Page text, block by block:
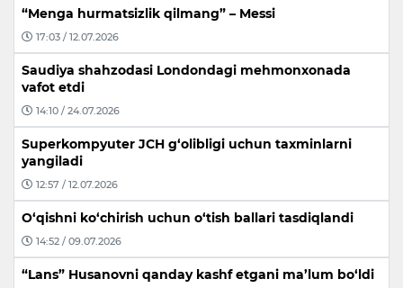
“Menga hurmatsizlik qilmang” – Messi
17:03 / 12.07.2026
Saudiya shahzodasi Londondagi mehmonxonada
vafot etdi
14:10 / 24.07.2026
Superkompyuter JCH g‘olibligi uchun taxminlarni
yangiladi
12:57 / 12.07.2026
O‘qishni ko‘chirish uchun o‘tish ballari tasdiqlandi
14:52 / 09.07.2026
“Lans” Husanovni qanday kashf etgani ma’lum bo‘ldi